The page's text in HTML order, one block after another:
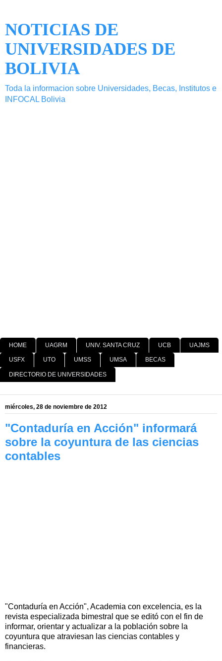
NOTICIAS DE
UNIVERSIDADES DE
BOLIVIA
Toda la informacion sobre Universidades, Becas, Institutos e
INFOCAL Bolivia
HOME UAGRM UNIV. SANTA CRUZ UCB UAJMS
USFX UTO UMSS UMSA BECAS
DIRECTORIO DE UNIVERSIDADES
miércoles, 28 de noviembre de 2012
"Contaduría en Acción" informará
sobre la coyuntura de las ciencias
contables
"Contaduría en Acción", Academia con excelencia, es la
revista especializada bimestral que se editó con el fin de
informar, orientar y actualizar a la población sobre la
coyuntura que atraviesan las ciencias contables y
financieras.